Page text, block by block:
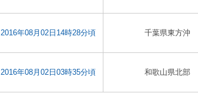
2016年08月02日14時28分頃 千葉県東方沖
2016年08月02日03時35分頃 和歌山県北部